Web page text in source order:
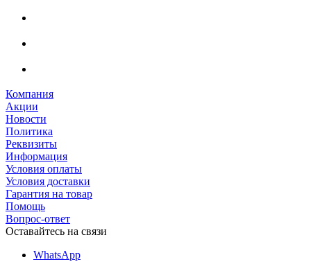
Компания
Акции
Новости
Политика
Реквизиты
Информация
Условия оплаты
Условия доставки
Гарантия на товар
Помощь
Вопрос-ответ
Оставайтесь на связи
WhatsApp